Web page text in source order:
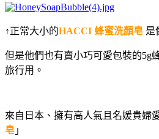
↑正常大小的HACCI 蜂蜜洗顏皂 是
但是他們也有賣小巧可愛包裝的5g
旅行用。
來自日本、擁有高人氣且名媛貴婦
皂 」